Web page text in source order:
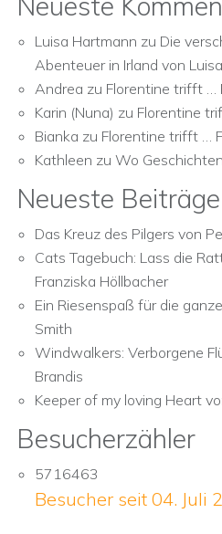
Luisa Hartmann zu Die
Abenteuer in Irland von
Andrea zu Florentine trifft …
Karin (Nuna) zu Florentine
Bianka zu Florentine trifft …
Kathleen zu Wo
Neueste Beiträge
Das Kreuz des Pilgers von
Cats Tagebuch: Lass die
Franziska Höllbacher
Ein Riesenspaß für die
Smith
Windwalkers: Verborgene
Brandis
Keeper of my loving Heart
Besucherzähler
5716463
Besucher seit 04. Juli